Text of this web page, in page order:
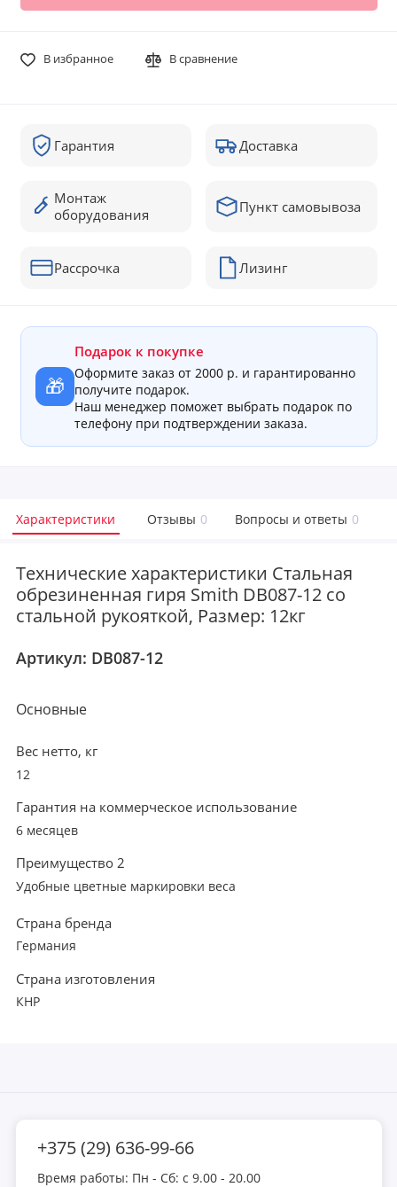
В избранное В сравнение
Гарантия Доставка
Монтаж
оборудования
Пункт самовывоза
Рассрочка Лизинг
🎁
Подарок к покупке
Оформите заказ от 2000 р. и гарантированно
получите подарок.
Наш менеджер поможет выбрать подарок по
телефону при подтверждении заказа.
Характеристики Отзывы 0 Вопросы и ответы 0
Технические характеристики Стальная
обрезиненная гиря Smith DB087-12 со
стальной рукояткой, Размер: 12кг
Артикул: DB087-12
Основные
Вес нетто, кг
12
Гарантия на коммерческое использование
6 месяцев
Преимущество 2
Удобные цветные маркировки веса
Страна бренда
Германия
Страна изготовления
КНР
+375 (29) 636-99-66
Время работы: Пн - Сб: с 9.00 - 20.00